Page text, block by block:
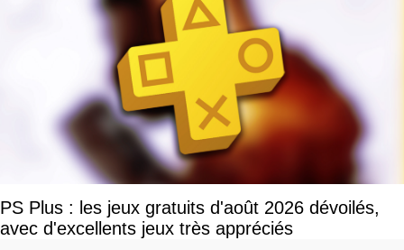
PS Plus : les jeux gratuits d'août 2026 dévoilés,
avec d'excellents jeux très appréciés